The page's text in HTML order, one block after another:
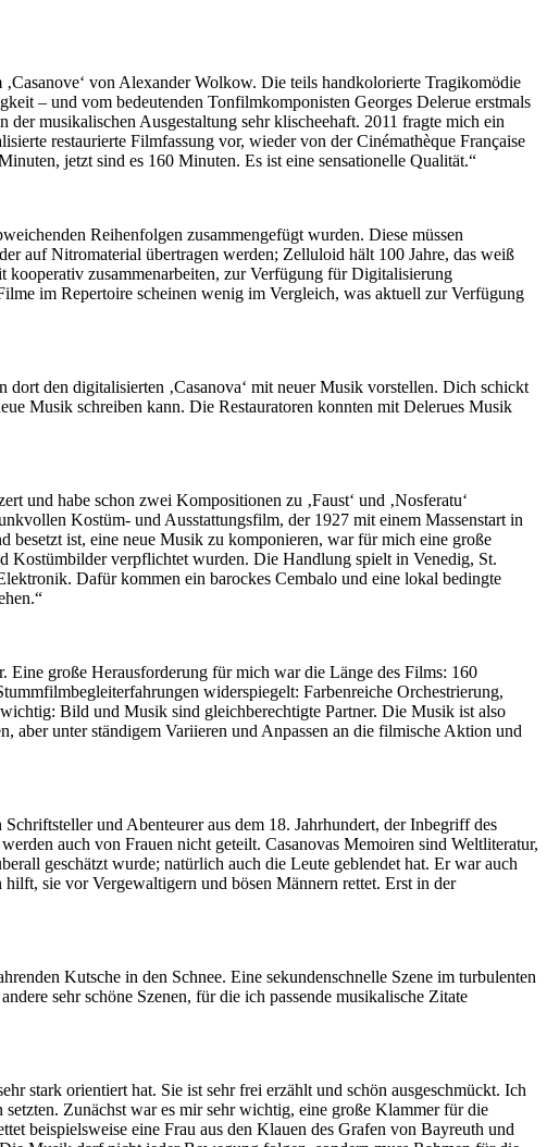
von Alexander Wolkow. Die teils handkolorierte Tragikomödie
– und vom bedeutenden Tonfilmkomponisten Georges Delerue erstmals
musikalischen Ausgestaltung sehr klischeehaft. 2011 fragte mich ein
restaurierte Filmfassung vor, wieder von der Cinémathèque Française
jetzt sind es 160 Minuten. Es ist eine sensationelle Qualität.“
Reihenfolgen zusammengefügt wurden. Diese müssen
auf Nitromaterial übertragen werden; Zelluloid hält 100 Jahre, das weiß
zusammenarbeiten, zur Verfügung für Digitalisierung
im Repertoire scheinen wenig im Vergleich, was aktuell zur Verfügung
den digitalisierten ‚Casanova‘ mit neuer Musik vorstellen. Dich schickt
Musik schreiben kann. Die Restauratoren konnten mit Delerues Musik
und habe schon zwei Kompositionen zu ‚Faust‘ und ‚Nosferatu‘
Kostüm- und Ausstattungsfilm, der 1927 mit einem Massenstart in
besetzt ist, eine neue Musik zu komponieren, war für mich eine große
Kostümbilder verpflichtet wurden. Die Handlung spielt in Venedig, St.
Dafür kommen ein barockes Cembalo und eine lokal bedingte
Eine große Herausforderung für mich war die Länge des Films: 160
widerspiegelt: Farbenreiche Orchestrierung,
Bild und Musik sind gleichberechtigte Partner. Die Musik ist also
aber unter ständigem Variieren und Anpassen an die filmische Aktion und
und Abenteurer aus dem 18. Jahrhundert, der Inbegriff des
auch von Frauen nicht geteilt. Casanovas Memoiren sind Weltliteratur,
geschätzt wurde; natürlich auch die Leute geblendet hat. Er war auch
sie vor Vergewaltigern und bösen Männern rettet. Erst in der
Kutsche in den Schnee. Eine sekundenschnelle Szene im turbulenten
sehr schöne Szenen, für die ich passende musikalische Zitate
stark orientiert hat. Sie ist sehr frei erzählt und schön ausgeschmückt. Ich
Zunächst war es mir sehr wichtig, eine große Klammer für die
beispielsweise eine Frau aus den Klauen des Grafen von Bayreuth und